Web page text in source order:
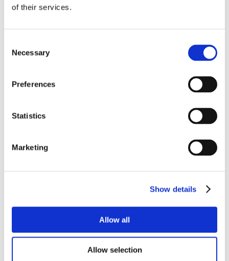
of their services.
Selection
Necessary
Preferences
Statistics
Marketing
Show details
Allow all
Allow selection